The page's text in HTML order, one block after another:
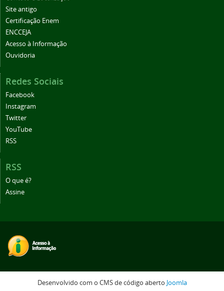
Site antigo
Certificação Enem
ENCCEJA
Acesso à Informação
Ouvidoria
Redes Sociais
Facebook
Instagram
Twitter
YouTube
RSS
RSS
O que é?
Assine
Desenvolvido com o CMS de código aberto Joomla